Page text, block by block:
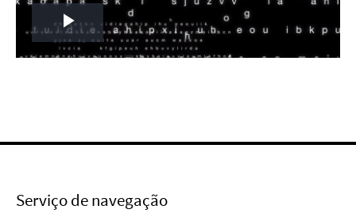
Play
Serviço de navegação